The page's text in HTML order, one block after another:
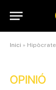
Inici »
OPINIÓ